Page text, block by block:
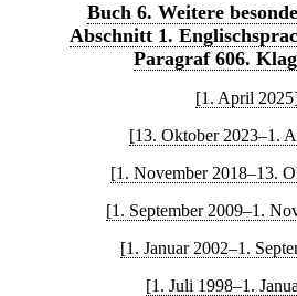
Buch 6. Weitere
Abschnitt 1.
Paragraf 606.
[1. April
[13. Oktober 2023–1.
[1. November 2018–13.
[1. September 2009–1.
[1. Januar 2002–1.
[1. Juli 1998–1.